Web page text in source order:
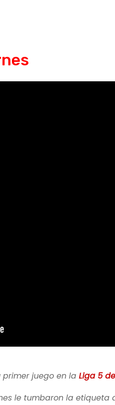
juego en la Liga 5
le tumbaron la etiqueta